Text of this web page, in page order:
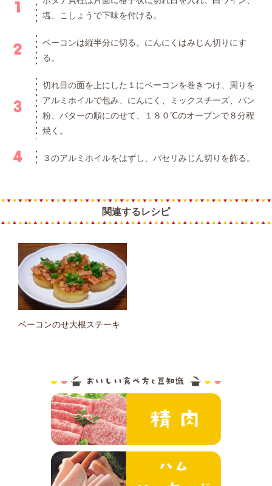
塩、こしょうで下味を付ける。
ベーコンは縦半分に切る。にんにくはみじん切りにす
る。
切れ目の面を上にした１にベーコンを巻きつけ、周りを
アルミホイルで包み、にんにく、ミックスチーズ、パン
粉、バターの順にのせて、１８０℃のオーブンで８分程
焼く。
３のアルミホイルをはずし、パセリみじん切りを飾る。
関連するレシピ
ベーコンのせ大根ステーキ